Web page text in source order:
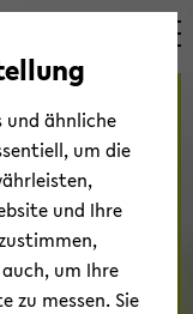
und ähnliche
um die
und Ihre
um Ihre
zu messen. Sie